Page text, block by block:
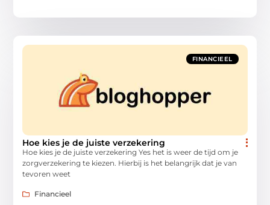
FINANCIEEL
Hoe kies je de juiste verzekering
Hoe kies je de juiste verzekering Yes het is weer de tijd om je
zorgverzekering te kiezen. Hierbij is het belangrijk dat je van
tevoren weet
Financieel